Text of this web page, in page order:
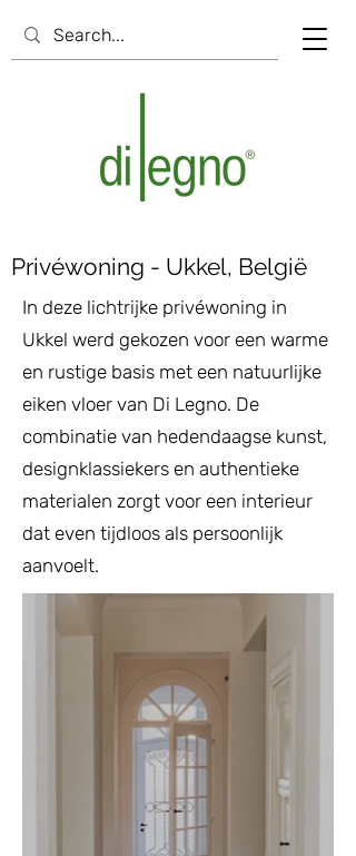
Privéwoning - Ukkel, België
In deze lichtrijke privéwoning in
Ukkel werd gekozen voor een warme
en rustige basis met een natuurlijke
eiken vloer van Di Legno. De
combinatie van hedendaagse kunst,
designklassiekers en authentieke
materialen zorgt voor een interieur
dat even tijdloos als persoonlijk
aanvoelt.